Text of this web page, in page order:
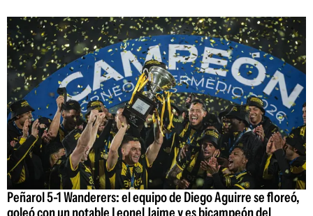
Peñarol 5-1 Wanderers: el equipo de Diego Aguirre se floreó,
goleó con un notable Leonel Jaime y es bicampeón del